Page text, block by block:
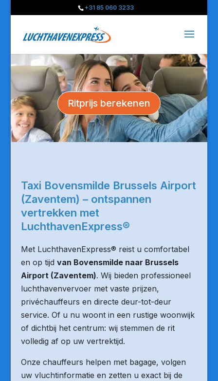
+31 85 060 3233
Ritprijs berekenen
Taxi Bovensmilde Brussels Airport
(Zaventem) – ontspannen
vertrekken met
LuchthavenExpress®
Met LuchthavenExpress® reist u comfortabel
en op tijd van Bovensmilde naar Brussels
Airport (Zaventem). Wij bieden professioneel
luchthavenvervoer met vaste prijzen,
privéchauffeurs en directe deur-tot-deur
service. Of u nu woont in een rustige woonwijk
of dichtbij het centrum: wij stemmen de rit
volledig af op uw vertrektijd.
Onze chauffeurs helpen met bagage, volgen
uw vluchtinformatie en zetten u exact bij de